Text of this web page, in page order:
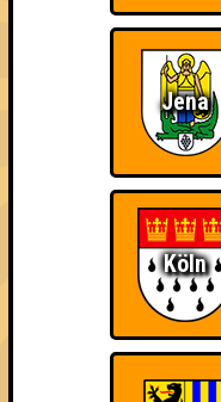
Wir sind immer bei
Euch!
Jena
Köln